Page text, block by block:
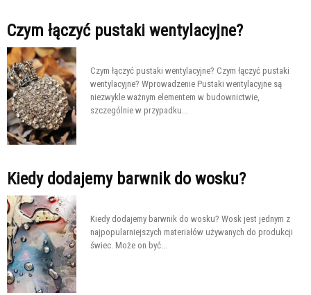
Czym łączyć pustaki wentylacyjne?
Czym łączyć pustaki wentylacyjne? Czym łączyć pustaki
wentylacyjne? Wprowadzenie Pustaki wentylacyjne są
niezwykle ważnym elementem w budownictwie,
szczególnie w przypadku...
Kiedy dodajemy barwnik do wosku?
Kiedy dodajemy barwnik do wosku? Wosk jest jednym z
najpopularniejszych materiałów używanych do produkcji
świec. Może on być...